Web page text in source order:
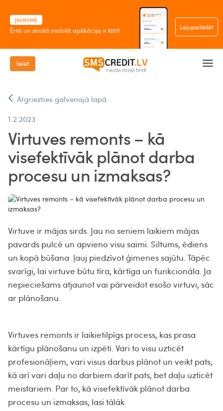
JAUNUMS
Ērtā un drošā mobilā aplikācija ir klāt! Lejupielādēt
Ieiet
Atgriezties galvenajā lapā
1.2.2023
Virtuves remonts – kā
visefektīvāk plānot darba
procesu un izmaksas?
Virtuve ir mājas sirds. Jau no seniem laikiem mājas
pavards pulcē un apvieno visu saimi. Siltums, ēdiens
un kopā būšana ļauj piedzīvot ģimenes sajūtu. Tāpēc
svarīgi, lai virtuve būtu tīra, kārtīga un funkcionāla. Ja
nepieciešams atjaunot vai pārveidot esošo virtuvi, sāc
ar plānošanu.
Virtuves remonts ir laikietilpīgs process, kas prasa
kārtīgu plānošanu un izpēti. Vari to visu uzticēt
profesionāļiem, vari visus darbus plānot un veikt pats,
kā arī vari daļu no darbiem darīt pats, bet daļu uzticēt
meistariem. Par to, kā visefektīvāk plānot darba
procesu un izmaksas, lasi tālāk.